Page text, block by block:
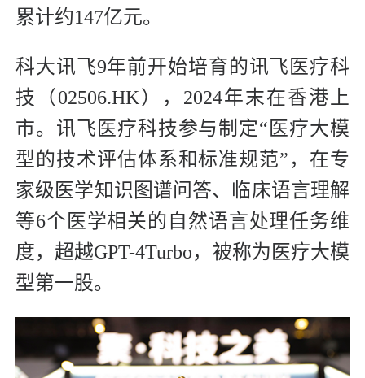
累计约147亿元。
科大讯飞9年前开始培育的讯飞医疗科
技（02506.HK），2024年末在香港上
市。讯飞医疗科技参与制定“医疗大模
型的技术评估体系和标准规范”，在专
家级医学知识图谱问答、临床语言理解
等6个医学相关的自然语言处理任务维
度，超越GPT-4Turbo，被称为医疗大模
型第一股。